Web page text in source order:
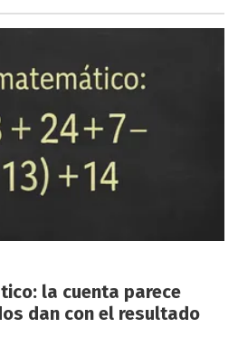
la cuenta parece
dan con el resultado